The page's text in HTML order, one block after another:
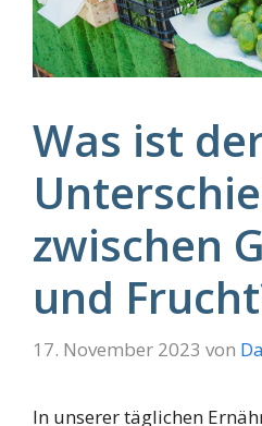
Was ist
zwischen
und
17. November 2023 von
In unserer täglichen